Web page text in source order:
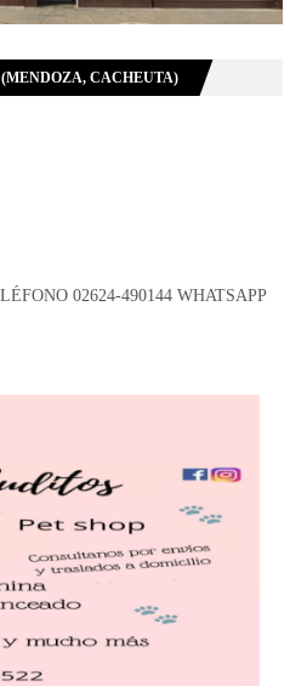
CACHEUTA)
02624-490144 WHATSAPP